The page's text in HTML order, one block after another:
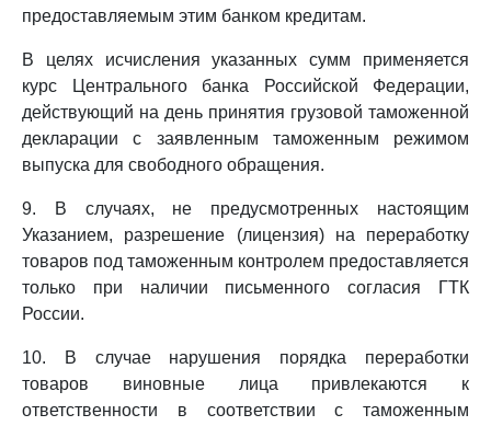
предоставляемым этим банком кредитам.
В целях исчисления указанных сумм применяется
курс Центрального банка Российской Федерации,
действующий на день принятия грузовой таможенной
декларации с заявленным таможенным режимом
выпуска для свободного обращения.
9. В случаях, не предусмотренных настоящим
Указанием, разрешение (лицензия) на переработку
товаров под таможенным контролем предоставляется
только при наличии письменного согласия ГТК
России.
10. В случае нарушения порядка переработки
товаров виновные лица привлекаются к
ответственности в соответствии с таможенным